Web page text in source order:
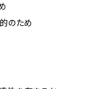
のため